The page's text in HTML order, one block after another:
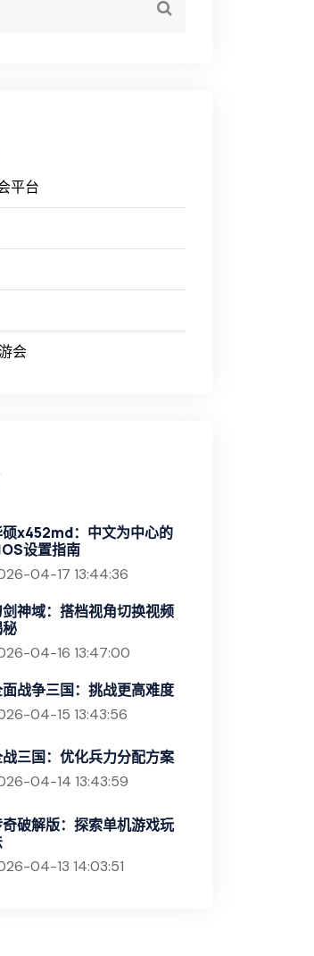
平台
会
x452md：中文为中心的
设置指南
04-17 13:44:36
剑神域：搭档视角切换视频
04-16 13:47:00
战争三国：挑战更高难度
04-15 13:43:56
三国：优化兵力分配方案
04-14 13:43:59
破解版：探索单机游戏玩
04-13 14:03:51